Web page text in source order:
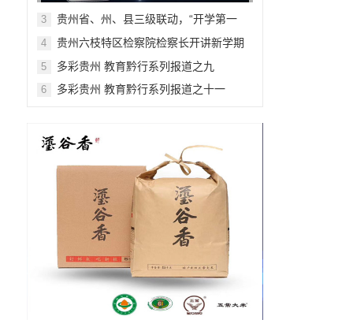
工作!
3
贵州省、州、县三级联动，“开学第一
4
贵州六枝特区检察院检察长开讲新学期
5 多彩贵州 教育黔行系列报道之九
6 多彩贵州 教育黔行系列报道之十一